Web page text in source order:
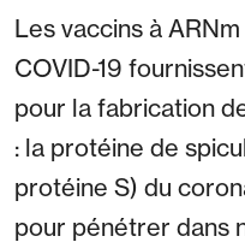
Les vaccins à
COVID-19
pour la fabrication
: la protéine de
protéine S) du
pour pénétrer dans